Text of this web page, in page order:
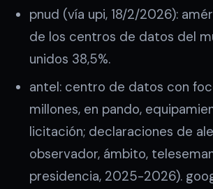
pnud (vía upi, 18/2/2026):
de los centros de datos del
unidos 38,5%.
antel: centro de datos con
millones, en pando,
licitación; declaraciones de
observador, ámbito,
presidencia, 2025-2026).